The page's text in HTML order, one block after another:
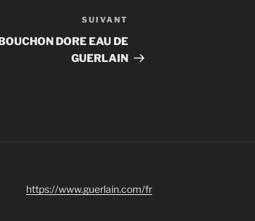
suivant
SUIVANT
DORE EAU DE
GUERLAIN
https://www.guerlain.com/fr